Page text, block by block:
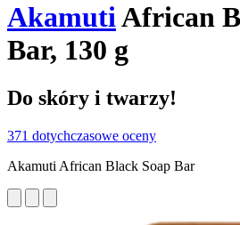
AkamutiAfrican
Bar, 130 g
Do skóry i twarzy!
371 dotychczasowe oceny
Akamuti African Black Soap Bar